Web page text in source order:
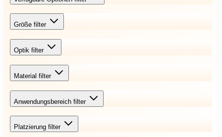
Größe filter
Optik filter
Material filter
Anwendungsbereich filter
Platzierung filter